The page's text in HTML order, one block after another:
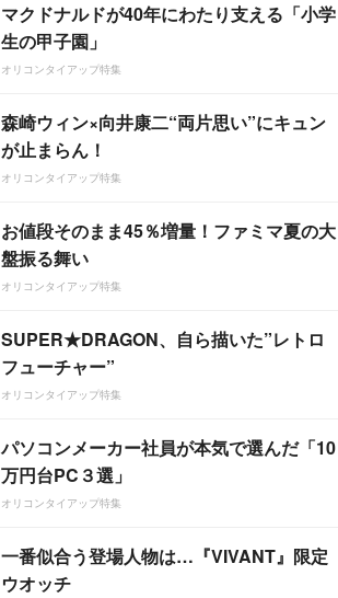
マクドナルドが40年にわたり支える「小学
生の甲子園」
オリコンタイアップ特集
森崎ウィン×向井康二“両片思い”にキュン
が止まらん！
オリコンタイアップ特集
お値段そのまま45％増量！ファミマ夏の大
盤振る舞い
オリコンタイアップ特集
SUPER★DRAGON、自ら描いた”レトロ
フューチャー”
オリコンタイアップ特集
パソコンメーカー社員が本気で選んだ「10
万円台PC３選」
オリコンタイアップ特集
一番似合う登場人物は…『VIVANT』限定
ウオッチ